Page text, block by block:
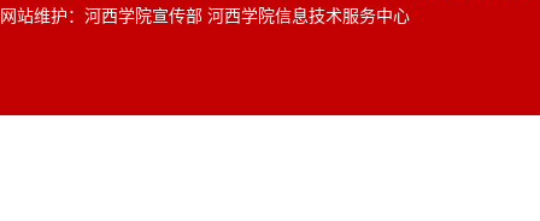
网站维护：河西学院宣传部 河西学院信息技术服务中心